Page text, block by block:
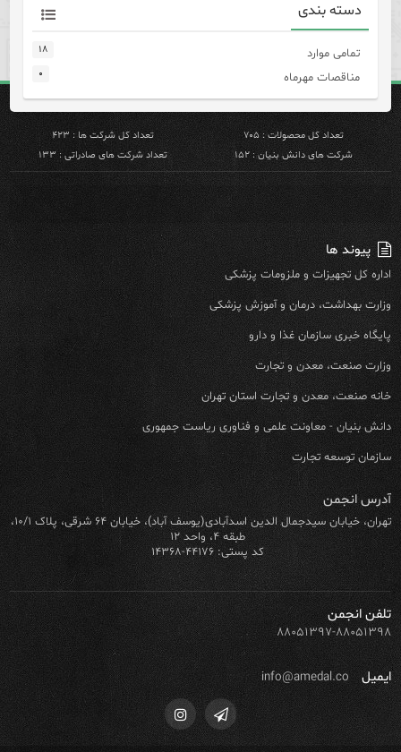
دسته بندی
تمامی موارد ۱۸
مناقصات مهرماه ۰
تعداد کل محصولات : ۷۰۵
تعداد کل شرکت ها : ۴۲۳
شرکت های دانش بنیان : ۱۵۲
تعداد شرکت های صادراتی : ۱۳۳
پیوند ها
اداره کل تجهیزات و ملزومات پزشکی
وزارت بهداشت، درمان و آموزش پزشکی
پایگاه خبری سازمان غذا و دارو
وزارت صنعت، معدن و تجارت
خانه صنعت، معدن و تجارت استان تهران
دانش بنیان - معاونت علمی و فناوری ریاست جمهوری
سازمان توسعه تجارت
آدرس انجمن
تهران، خیابان سیدجمال الدین اسدآبادی(یوسف آباد)، خیابان ۶۴ شرقی، پلاک ۱۰/۱،
طبقه ۴، واحد ۱۲
کد پستی: ۴۴۱۷۶-۱۴۳۶۸
تلفن انجمن
۸۸۰۵۱۳۹۷-۸۸۰۵۱۳۹۸
ایمیل info@amedal.co